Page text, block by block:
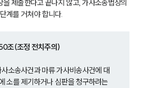
제출한다고 끝나지 않고, 가사소송법상의
계를 거쳐야 합니다.
조(조정 전치주의)
소송사건과 마류 가사비송사건에 대
소를 제기하거나 심판을 청구하려는